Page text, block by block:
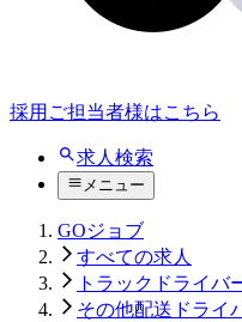
採用ご担当者様はこちら
求人検索
メニュー
GOジョブ
すべての求人
トラックドライバ
その他配送ドライ